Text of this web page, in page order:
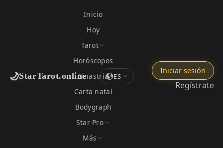
🌙StarTarot.online
Inicio
Hoy
Tarot
Horóscopos
Sinastría
Carta natal
Bodygraph
Star Pro
Más
ES
Iniciar sesión
Regístrate